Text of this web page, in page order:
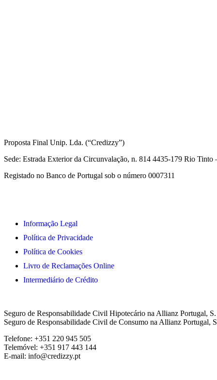
Proposta Final Unip. Lda. (“Credizzy”)
Sede: Estrada Exterior da Circunvalação, n. 814 4435-179 Rio Tinto
Registado no Banco de Portugal sob o número 0007311
Informação Legal
Política de Privacidade
Política de Cookies
Livro de Reclamações Online
Intermediário de Crédito
Seguro de Responsabilidade Civil Hipotecário na Allianz Portugal,
Seguro de Responsabilidade Civil de Consumo na Allianz Portugal,
Telefone: +351 220 945 505
Telemóvel: +351 917 443 144
E-mail: info@credizzy.pt